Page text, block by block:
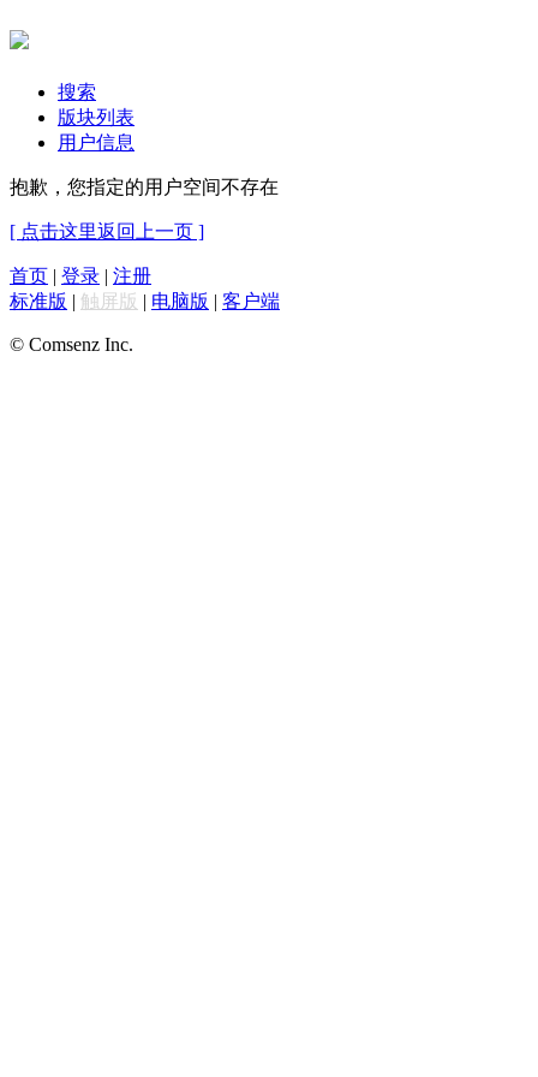
搜索
版块列表
用户信息
抱歉，您指定的用户空间不存在
[ 点击这里返回上一页 ]
首页 | 登录 | 注册
标准版 | 触屏版 | 电脑版 | 客户端
© Comsenz Inc.